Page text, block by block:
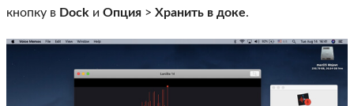
кнопку в Dock и Опция > Хранить в доке.